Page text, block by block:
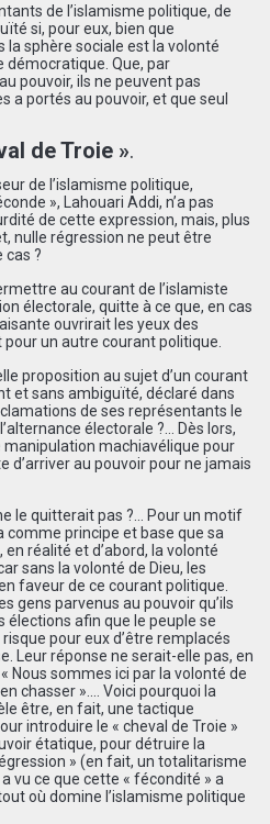
de l’islamisme politique, de
si, pour eux, bien que
la sphère sociale est la volonté
démocratique. Que, par
pouvoir, ils ne peuvent pas
a portés au pouvoir, et que seul
de Troie ».
de l’islamisme politique,
», Lahouari Addi, n’a pas
de cette expression, mais, plus
nulle régression ne peut être
cas ?
au courant de l’islamiste
électorale, quitte à ce que, en cas
ouvrirait les yeux des
un autre courant politique.
proposition au sujet d’un courant
et sans ambiguïté, déclaré dans
de ses représentants le
électorale ?… Dès lors,
manipulation machiavélique pour
au pouvoir pour ne jamais
le quitterait pas ?… Pour un motif
comme principe et base que sa
en réalité et d’abord, la volonté
sans la volonté de Dieu, les
faveur de ce courant politique.
gens parvenus au pouvoir qu’ils
élections afin que le peuple se
pour eux d’être remplacés
Leur réponse ne serait-elle pas, en
Nous sommes ici par la volonté de
chasser ».… Voici pourquoi la
être, en fait, une tactique
introduire le « cheval de Troie »
étatique, pour détruire la
» (en fait, un totalitarisme
vu ce que cette « fécondité » a
où domine l’islamisme politique